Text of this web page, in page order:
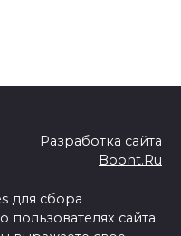
Разработка сайта
Boont.Ru
для сбора
сайта.